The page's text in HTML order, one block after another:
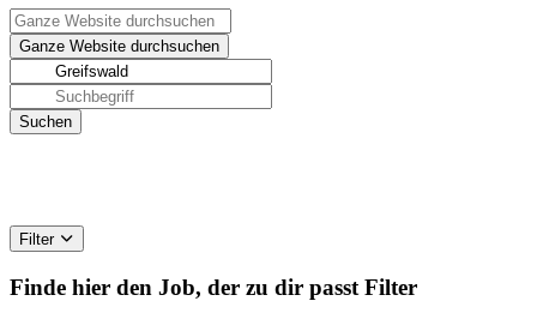
Filter
Finde hier den Job, der zu dir passt Filter